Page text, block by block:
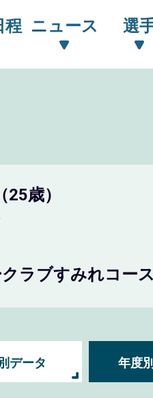
程 ニュース 選
（25歳）
ラブすみれコース
データ 年度